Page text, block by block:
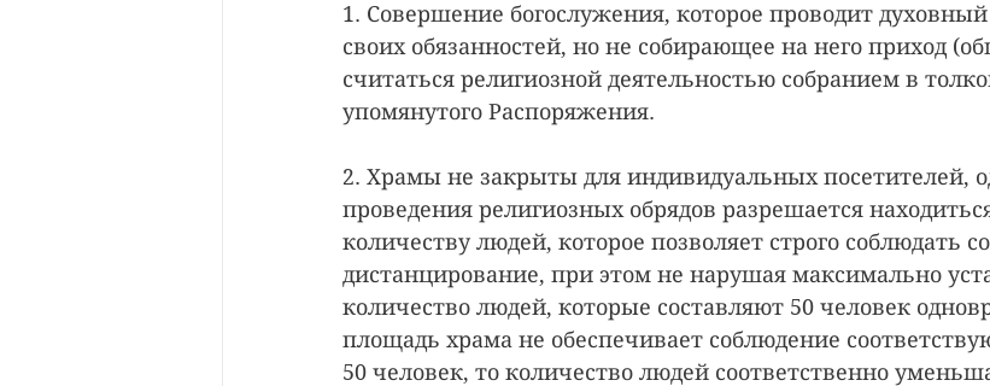
1. Совершение богослужения, которое проводит
своих обязанностей, но не собирающее на него приход
считаться религиозной деятельностью собранием в
упомянутого Распоряжения.
2. Храмы не закрыты для индивидуальных посетителей,
проведения религиозных обрядов разрешается
количеству людей, которое позволяет строго соблюдать
дистанцирование, при этом не нарушая максимально
количество людей, которые составляют 50 человек
площадь храма не обеспечивает соблюдение
50 человек, то количество людей соответственно